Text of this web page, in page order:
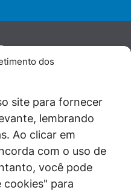
dos
site para fornecer
lembrando
Ao clicar em
com o uso de
você pode
para
autores e
se posicionam
do cotidiano e